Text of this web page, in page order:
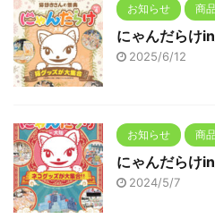
お知らせ 商品
にゃんだらけ
2025/6/12
お知らせ 商品
にゃんだらけ
2024/5/7